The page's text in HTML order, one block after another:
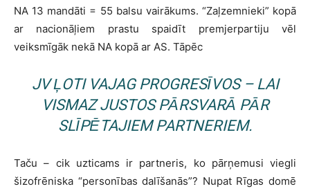
NA 13 mandāti = 55 balsu vairākums. “Zaļzemnieki” kopā
ar nacionāļiem prastu spaidīt premjerpartiju vēl
veiksmīgāk nekā NA kopā ar AS. Tāpēc
JV ĻOTI VAJAG PROGRESĪVOS– LAI
VISMAZ JUSTOS PĀRSVARĀ PĀR
SLĪPĒTAJIEM PARTNERIEM.
Taču – cik uzticams ir partneris, ko pārņemusi viegli
šizofrēniska “personības dalīšanās”? Nupat Rīgas domē